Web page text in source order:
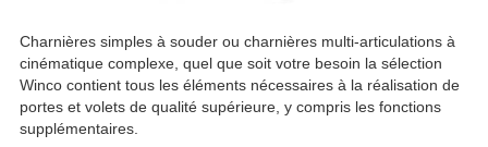
Charnières simples à souder ou charnières multi-articulations à
cinématique complexe, quel que soit votre besoin la sélection
Winco contient tous les éléments nécessaires à la réalisation de
portes et volets de qualité supérieure, y compris les fonctions
supplémentaires.